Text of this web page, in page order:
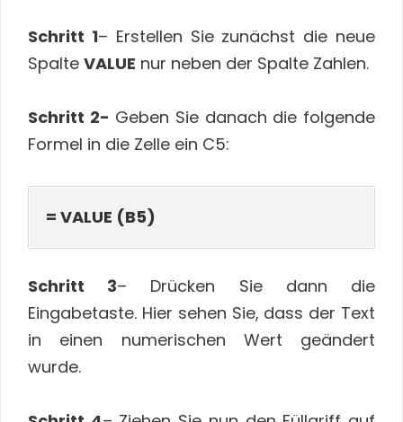
Schritt 1– Erstellen Sie zunächst die neue
Spalte VALUE nur neben der Spalte Zahlen.
Schritt 2- Geben Sie danach die folgende
Formel in die Zelle ein C5:
= VALUE (B5)
Schritt 3– Drücken Sie dann die
Eingabetaste. Hier sehen Sie, dass der Text
in einen numerischen Wert geändert
wurde.